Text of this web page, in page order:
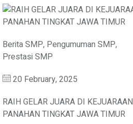
Berita SMP, Pengumuman SMP,
Prestasi SMP
20 February, 2025
RAIH GELAR JUARA DI KEJUARAAN
PANAHAN TINGKAT JAWA TIMUR